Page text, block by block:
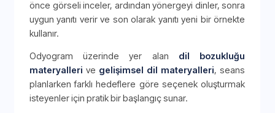
önce görseli inceler, ardından yönergeyi dinler, sonra
uygun yanıtı verir ve son olarak yanıtı yeni bir örnekte
kullanır.
Odyogram üzerinde yer alan dil bozukluğu
materyalleri ve gelişimsel dil materyalleri, seans
planlarken farklı hedeflere göre seçenek oluşturmak
isteyenler için pratik bir başlangıç sunar.